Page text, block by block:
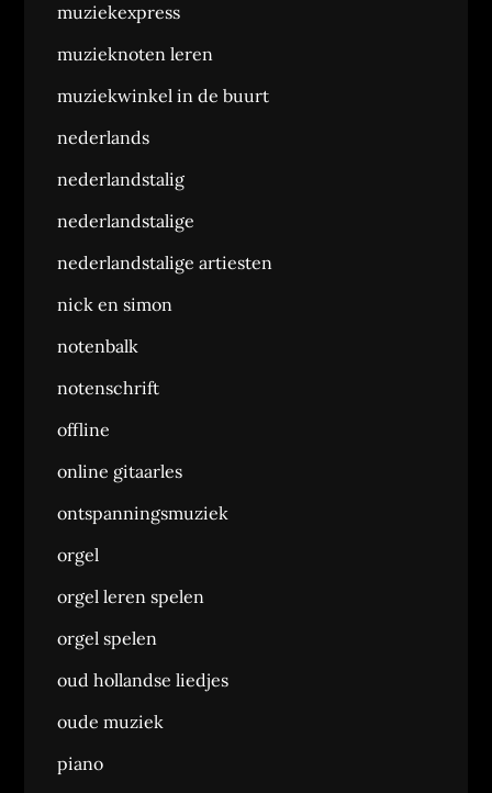
muziekexpress
muzieknoten leren
muziekwinkel in de buurt
nederlands
nederlandstalig
nederlandstalige
nederlandstalige artiesten
nick en simon
notenbalk
notenschrift
offline
online gitaarles
ontspanningsmuziek
orgel
orgel leren spelen
orgel spelen
oud hollandse liedjes
oude muziek
piano